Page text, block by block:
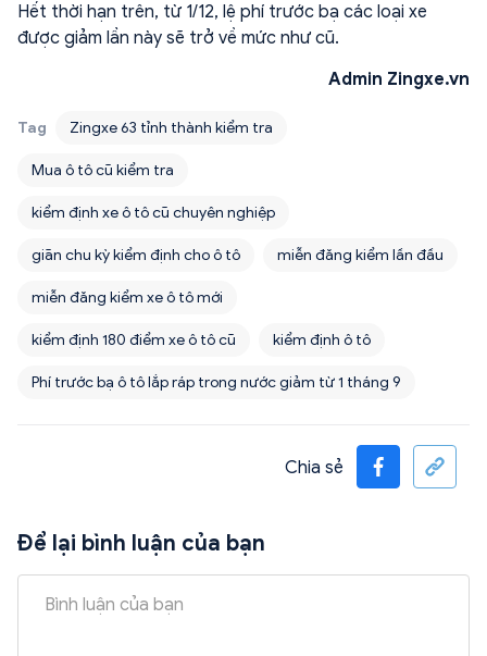
Hết thời hạn trên, từ 1/12, lệ phí trước bạ các loại xe
được giảm lần này sẽ trở về mức như cũ.
Admin Zingxe.vn
Tag Zingxe 63 tỉnh thành kiểm tra
Mua ô tô cũ kiểm tra
kiểm định xe ô tô cũ chuyên nghiệp
giãn chu kỳ kiểm định cho ô tô miễn đăng kiểm lần đầu
miễn đăng kiểm xe ô tô mới
kiểm định 180 điểm xe ô tô cũ kiểm định ô tô
Phí trước bạ ô tô lắp ráp trong nước giảm từ 1 tháng 9
Chia sẻ
Để lại bình luận của bạn